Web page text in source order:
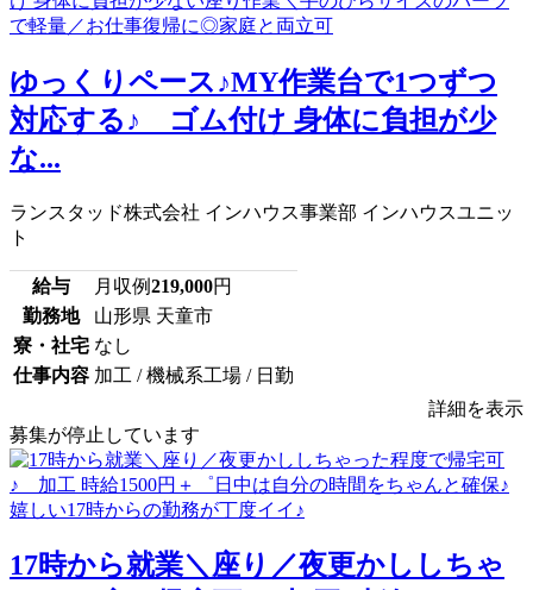
ゆっくりペース♪MY作業台で1つずつ
対応する♪ ゴム付け 身体に負担が少
な...
ランスタッド株式会社 インハウス事業部 インハウスユニッ
ト
給与 月収例219,000円
勤務地
山形県 天童市
寮・社宅 なし
仕事内容 加工 / 機械系工場 / 日勤
詳細を表示
募集が停止しています
17時から就業＼座り／夜更かししちゃ